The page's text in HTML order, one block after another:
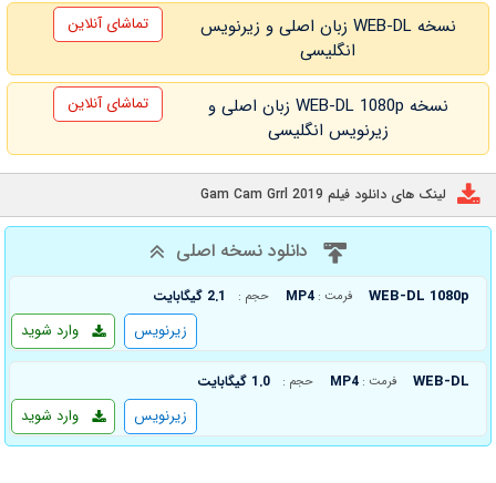
نسخه WEB-DL زبان اصلی و زیرنویس
انگلیسی
تماشای آنلاین
نسخه WEB-DL 1080p زبان اصلی و
زیرنویس انگلیسی
تماشای آنلاین
لینک های دانلود فیلم Gam Cam Grrl 2019
دانلود نسخه اصلی
WEB-DL 1080p فرمت : MP4 حجم : 2.1 گیگابایت
وارد شوید زیرنویس
WEB-DL فرمت : MP4 حجم : 1.0 گیگابایت
وارد شوید زیرنویس